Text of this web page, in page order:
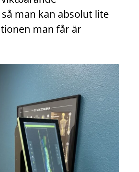
man kan absolut lite
man får är